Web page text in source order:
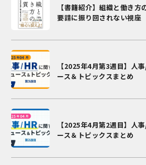
【書籍紹介】組織と働き
要請に振り回されない視座
【2025年4月第3週目】人
ース＆トピックスまとめ
【2025年4月第2週目】人
ース＆トピックスまとめ